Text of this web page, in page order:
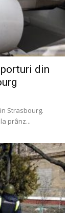
din
Strasbourg.
prânz...